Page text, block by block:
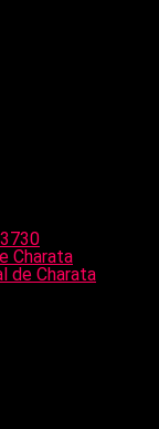
Charata
de Charata